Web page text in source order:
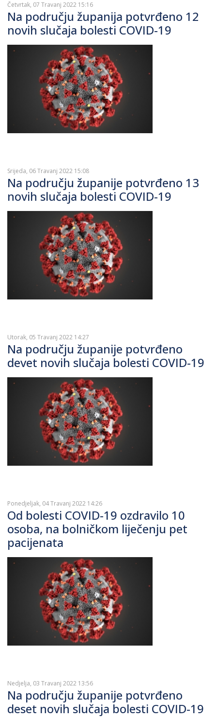
Četvrtak, 07 Travanj 2022 15:16
Na području županija potvrđeno 12
novih slučaja bolesti COVID-19
Srijeda, 06 Travanj 2022 15:08
Na području županije potvrđeno 13
novih slučaja bolesti COVID-19
Utorak, 05 Travanj 2022 14:27
Na području županije potvrđeno
devet novih slučaja bolesti COVID-19
Ponedjeljak, 04 Travanj 2022 14:26
Od bolesti COVID-19 ozdravilo 10
osoba, na bolničkom liječenju pet
pacijenata
Nedjelja, 03 Travanj 2022 13:56
Na području županije potvrđeno
deset novih slučaja bolesti COVID-19